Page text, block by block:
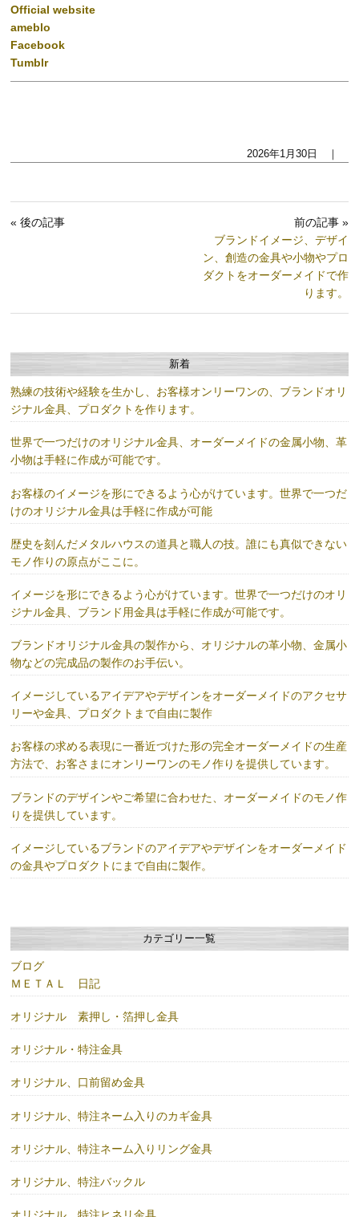
Official website
ameblo
Facebook
Tumblr
2026年1月30日 ｜
« 後の記事
前の記事 »
ブランドイメージ、デザイ
ン、創造の金具や小物やプロ
ダクトをオーダーメイドで作
ります。
新着
熟練の技術や経験を生かし、お客様オンリーワンの、ブランドオリ
ジナル金具、プロダクトを作ります。
世界で一つだけのオリジナル金具、オーダーメイドの金属小物、革
小物は手軽に作成が可能です。
お客様のイメージを形にできるよう心がけています。世界で一つだ
けのオリジナル金具は手軽に作成が可能
歴史を刻んだメタルハウスの道具と職人の技。誰にも真似できない
モノ作りの原点がここに。
イメージを形にできるよう心がけています。世界で一つだけのオリ
ジナル金具、ブランド用金具は手軽に作成が可能です。
ブランドオリジナル金具の製作から、オリジナルの革小物、金属小
物などの完成品の製作のお手伝い。
イメージしているアイデアやデザインをオーダーメイドのアクセサ
リーや金具、プロダクトまで自由に製作
お客様の求める表現に一番近づけた形の完全オーダーメイドの生産
方法で、お客さまにオンリーワンのモノ作りを提供しています。
ブランドのデザインやご希望に合わせた、オーダーメイドのモノ作
りを提供しています。
イメージしているブランドのアイデアやデザインをオーダーメイド
の金具やプロダクトにまで自由に製作。
カテゴリー一覧
ブログ
ＭＥＴＡＬ 日記
オリジナル 素押し・箔押し金具
オリジナル・特注金具
オリジナル、口前留め金具
オリジナル、特注ネーム入りのカギ金具
オリジナル、特注ネーム入りリング金具
オリジナル、特注バックル